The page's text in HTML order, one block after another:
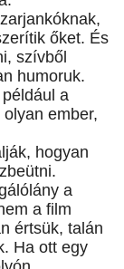
őket. És
szívből
humoruk.
a
ember,
hogyan
a
a film
értsük, talán
Ha ott egy